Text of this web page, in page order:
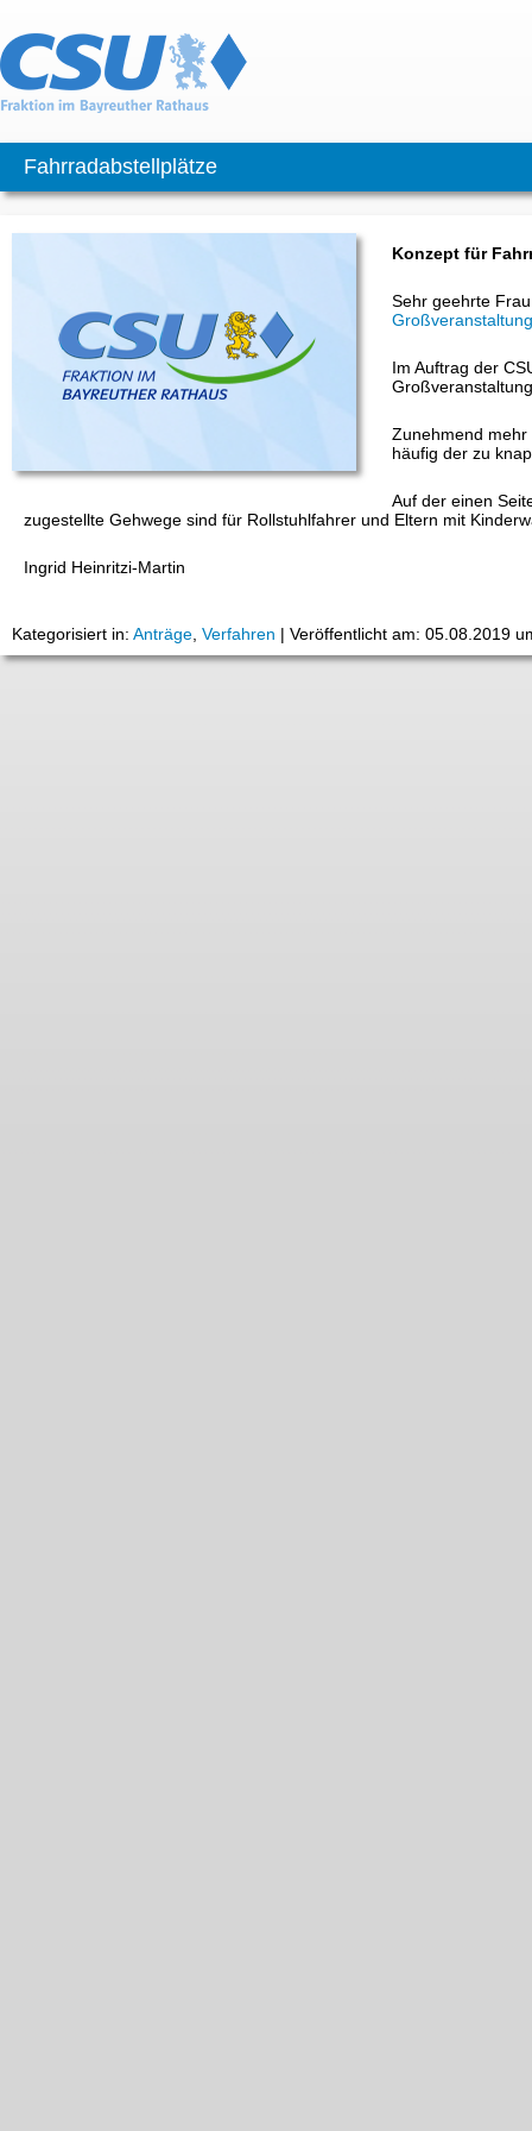
Fahrradabstellplätze
Konzept für
Sehr geehrte
Im Auftrag der
Zunehmend
häufig der zu
Auf der einen
zugestellte Gehwege sind für Rollstuhlfahrer und Eltern mit
Ingrid Heinritzi-Martin
Kategorisiert in: Anträge Verfahren | Veröffentlicht am: 05.08.2019